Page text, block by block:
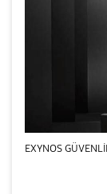
EXYNOS